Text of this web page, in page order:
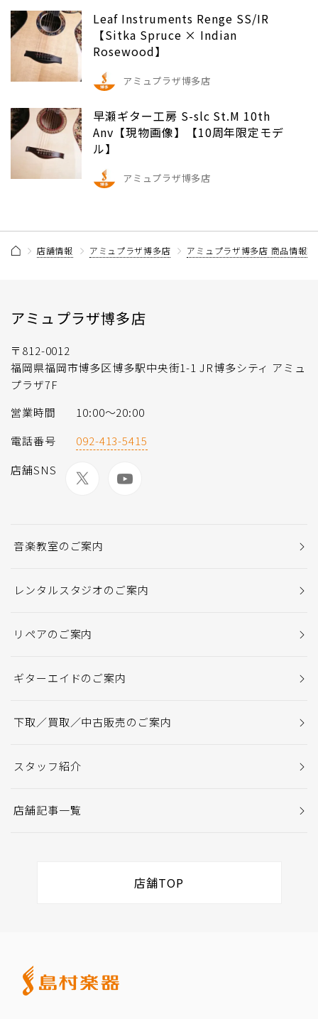
Leaf Instruments Renge SS/IR
【Sitka Spruce × Indian
Rosewood】
アミュプラザ博多店
早瀬ギター工房 S-slc St.M 10th
Anv【現物画像】【10周年限定モデ
ル】
アミュプラザ博多店
店舗情報 アミュプラザ博多店 アミュプラザ博多店 商品情報
アミュプラザ博多店
〒812-0012
福岡県福岡市博多区博多駅中央街1-1 JR博多シティ アミュ
プラザ7F
営業時間
10:00～20:00
電話番号
092-413-5415
店舗SNS
音楽教室のご案内
レンタルスタジオのご案内
リペアのご案内
ギターエイドのご案内
下取／買取／中古販売のご案内
スタッフ紹介
店舗記事一覧
店舗TOP